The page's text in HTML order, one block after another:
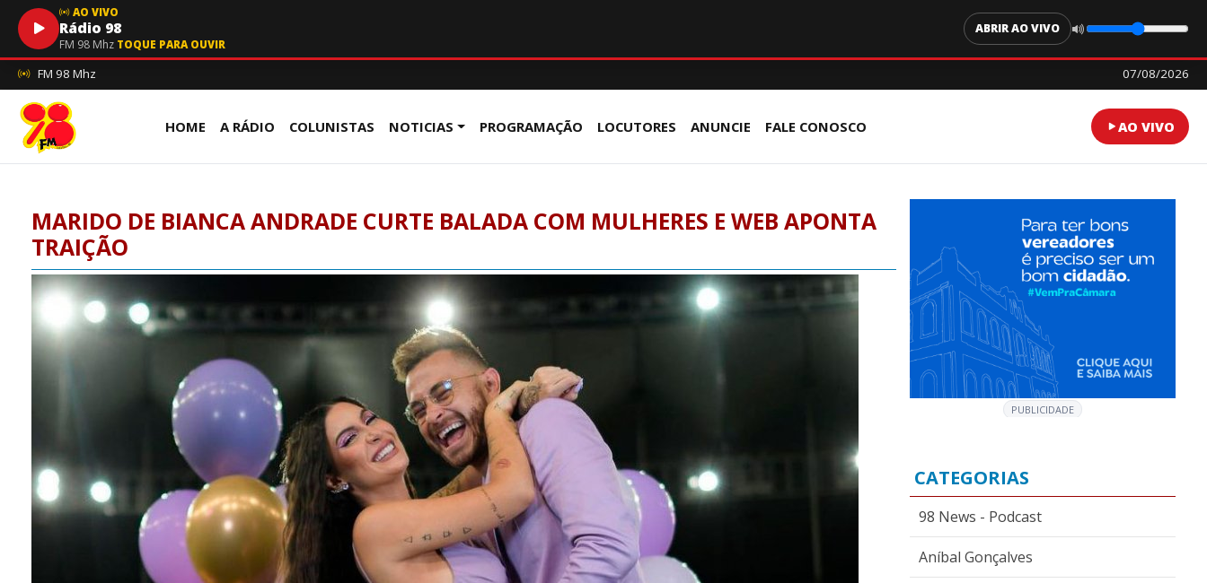
AO VIVO
Rádio 98
FM 98 Mhz TOQUE PARA OUVIR
ABRIR AO VIVO
FM 98 Mhz 07/08/2026
HOME A RÁDIO COLUNISTAS NOTICIAS PROGRAMAÇÃO LOCUTORES ANUNCIE FALE CONOSCO AO VIVO
MARIDO DE BIANCA ANDRADE CURTE BALADA COM MULHERES E WEB APONTA
TRAIÇÃO
PUBLICIDADE
CATEGORIAS
98 News - Podcast
Aníbal Gonçalves